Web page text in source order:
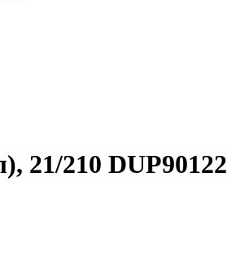
21/210 DUP90122